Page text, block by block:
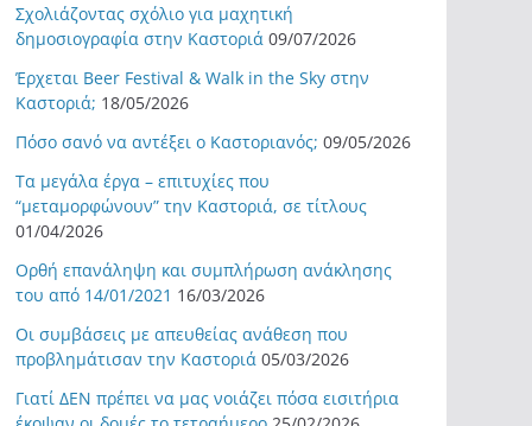
Σχολιάζοντας σχόλιο για μαχητική
δημοσιογραφία στην Καστοριά 09/07/2026
Έρχεται Beer Festival & Walk in the Sky στην
Καστοριά; 18/05/2026
Πόσο σανό να αντέξει ο Καστοριανός; 09/05/2026
Τα μεγάλα έργα – επιτυχίες που
“μεταμορφώνουν” την Καστοριά, σε τίτλους
01/04/2026
Ορθή επανάληψη και συμπλήρωση ανάκλησης
του από 14/01/2021 16/03/2026
Οι συμβάσεις με απευθείας ανάθεση που
προβλημάτισαν την Καστοριά 05/03/2026
Γιατί ΔΕΝ πρέπει να μας νοιάζει πόσα εισιτήρια